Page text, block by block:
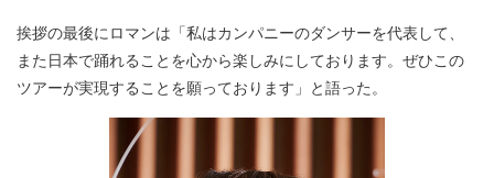
挨拶の最後にロマンは「私はカンパニーのダンサーを代表して、
また日本で踊れることを心から楽しみにしております。ぜひこの
ツアーが実現することを願っております」と語った。